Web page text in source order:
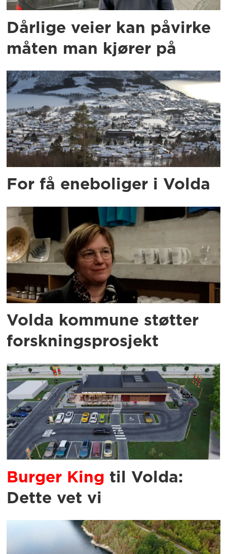
Dårlige veier kan påvirke
måten man kjører på
For få eneboliger i Volda
Volda kommune støtter
forskningsprosjekt
Burger King til Volda:
Dette vet vi